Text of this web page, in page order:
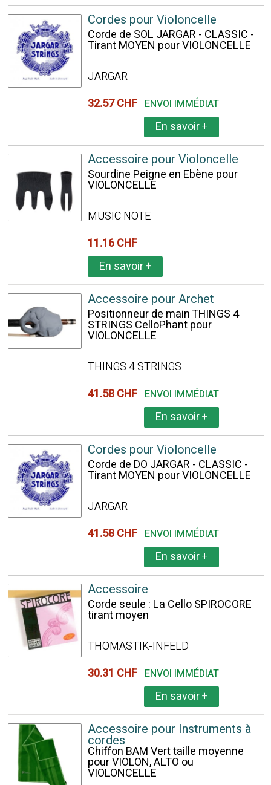
Cordes pour Violoncelle
Corde de SOL JARGAR - CLASSIC -
Tirant MOYEN pour VIOLONCELLE
JARGAR
32.57 CHF ENVOI IMMÉDIAT
En savoir+
Accessoire pour Violoncelle
Sourdine Peigne en Ebène pour
VIOLONCELLE
MUSIC NOTE
11.16 CHF
En savoir+
Accessoire pour Archet
Positionneur de main THINGS 4
STRINGS CelloPhant pour
VIOLONCELLE
THINGS 4 STRINGS
41.58 CHF ENVOI IMMÉDIAT
En savoir+
Cordes pour Violoncelle
Corde de DO JARGAR - CLASSIC -
Tirant MOYEN pour VIOLONCELLE
JARGAR
41.58 CHF ENVOI IMMÉDIAT
En savoir+
Accessoire
Corde seule : La Cello SPIROCORE
tirant moyen
THOMASTIK-INFELD
30.31 CHF ENVOI IMMÉDIAT
En savoir+
Accessoire pour Instruments à
cordes
Chiffon BAM Vert taille moyenne
pour VIOLON, ALTO ou
VIOLONCELLE